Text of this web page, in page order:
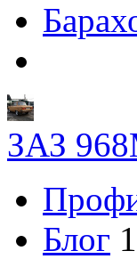
ЗАЗ
Блог